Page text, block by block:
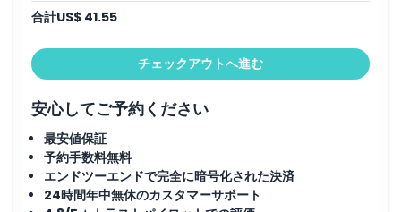
注意事項
場所
引換方法
キャンセルポリシー
合計US$ 41.55
チェックアウトへ進む
安心してご予約ください
最安値保証
予約手数料無料
エンドツーエンドで完全に暗号化された決済
24時間年中無休のカスタマーサポート